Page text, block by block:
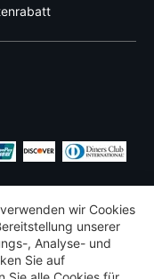
wir Cookies
unserer
, Analyse- und
Sie auf